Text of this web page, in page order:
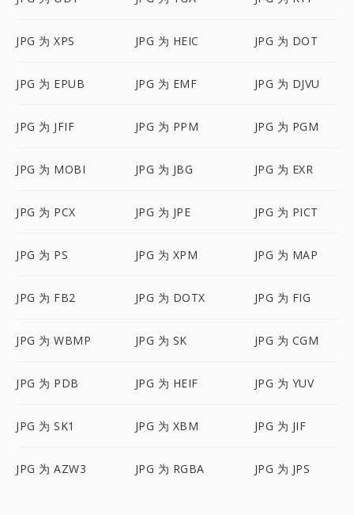
JPG 为 XPS JPG 为 HEIC JPG 为 DOT
JPG 为 EPUB JPG 为 EMF JPG 为 DJVU
JPG 为 JFIF JPG 为 PPM JPG 为 PGM
JPG 为 MOBI JPG 为 JBG JPG 为 EXR
JPG 为 PCX JPG 为 JPE JPG 为 PICT
JPG 为 PS JPG 为 XPM JPG 为 MAP
JPG 为 FB2 JPG 为 DOTX JPG 为 FIG
JPG 为 WBMP JPG 为 SK JPG 为 CGM
JPG 为 PDB JPG 为 HEIF JPG 为 YUV
JPG 为 SK1 JPG 为 XBM JPG 为 JIF
JPG 为 AZW3 JPG 为 RGBA JPG 为 JPS